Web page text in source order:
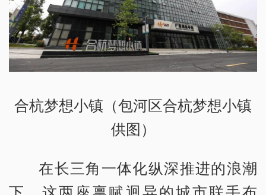
合杭梦想小镇（包河区合杭梦想小镇
供图）
在长三角一体化纵深推进的浪潮